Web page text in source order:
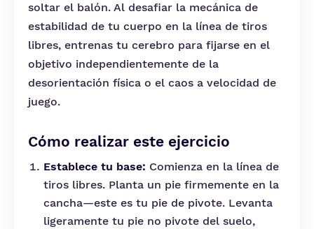
soltar el balón. Al desafiar la mecánica de
estabilidad de tu cuerpo en la línea de tiros
libres, entrenas tu cerebro para fijarse en el
objetivo independientemente de la
desorientación física o el caos a velocidad de
juego.
Cómo realizar este ejercicio
Establece tu base: Comienza en la línea de
tiros libres. Planta un pie firmemente en la
cancha—este es tu pie de pivote. Levanta
ligeramente tu pie no pivote del suelo,